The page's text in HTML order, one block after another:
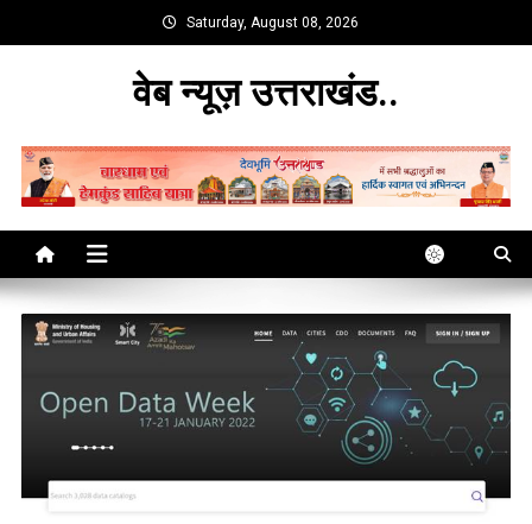
to
Saturday, August 08, 2026
वेब न्यूज़ उत्तराखंड..